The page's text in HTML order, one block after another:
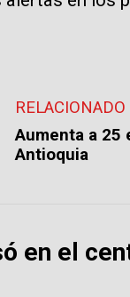
RELACIONADO
Aumenta a 25
Antioquia
en el